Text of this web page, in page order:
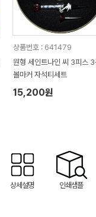
상품번호 : 641479
원형 세인트나인 씨 3피스 3
볼마커 자석티세트
15,200원
상세설명 인쇄샘플